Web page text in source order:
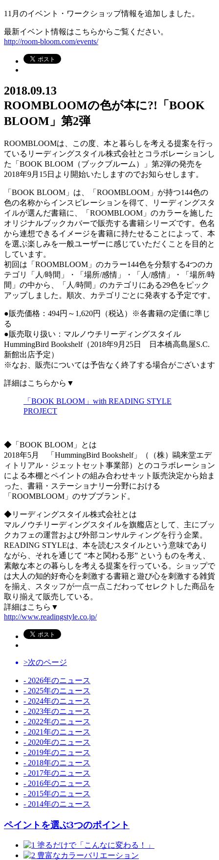
11月のイベント・ワークショップ情報を追加しました。
最新イベント情報はこちらからご覧ください。
http://room-bloom.com/events/
2018.09.13
ROOMBLOOMの色が本に?!「BOOK
BLOOM」第2弾
ROOMBLOOMは、この度、本と暮らしを考える提案を行っ
ているリーディングスタイル株式会社とコラボレーションし
た「BOOK BLOOM（ブックブルーム）」第2弾の発売を
2018年9月15日より開始いたしますのでお知らせします。
「BOOK BLOOM」は、「ROOMBLOOM」が持つ144色の
色の名称からインスピレーションを得て、リーディングスタ
イルが選んだ書籍に、「ROOMBLOOM」のカラーを施した
オリジナルブックカバーで販売する書籍シリーズです。色名
から連想できるイメージを書籍に持たせることによって、本
を選ぶ楽しみを一般ユーザーに感じていただくことを目的と
しています。
初回は「ROOMBLOOM」のカラー144色を分類する4つのカ
テゴリ「人/時間」・「場所/感情」・「人/感情」・「場所/時
間」の中から、「人/時間」のカテゴリにある29色をピック
アップしました。順次、カテゴリごとに発表する予定です。
●販売価格：494円～1,620円（税込）※各書籍の定価に準じ
る
●販売取り扱い：マルノウチリーディングスタイル
HummingBird Bookshelf（2018年9月25日 日本橋高島屋S.C.
新館出店予定）
※なお、販売については予告なく終了する場合がございます
詳細はこちらから▼
「BOOK BLOOM」with READING STYLE
PROJECT
◆「BOOK BLOOM」とは
2018年5月 「HummingBird Bookshelf」（（株）鷗来堂エデ
ィトリアル・ジェットセット事業部）とのコラボレーション
による本棚とペイントの組み合わせキット販売決定から始ま
った、書籍・ステーショナリー分野における
「ROOMBLOOM」のサブブランド。
◆リーディングスタイル株式会社とは
マルノウチリーディングスタイルを旗艦店として、主にブッ
クカフェの運営および外部コンサルティングを行う企業。
READING STYLEは、本を読むスタイルという意味であり
ながら、それを通じて “本と関わる形” というものを考え、
素敵な本との暮らしを考える提案を行っている。ショップで
は大人の知的好奇心を刺激する書籍と遊び心を刺激する雑貨
を揃え、スタッフが一点一点こだわってセレクトした商品を
取り揃えて販売している。
詳細はこちら▼
http://www.readingstyle.co.jp/
>次のページ
- 2026年のニュース
- 2025年のニュース
- 2024年のニュース
- 2023年のニュース
- 2022年のニュース
- 2021年のニュース
- 2020年のニュース
- 2019年のニュース
- 2018年のニュース
- 2017年のニュース
- 2016年のニュース
- 2015年のニュース
- 2014年のニュース
ペイントを選ぶ3つのポイント